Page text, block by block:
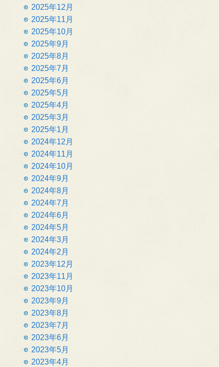
2025年12月
2025年11月
2025年10月
2025年9月
2025年8月
2025年7月
2025年6月
2025年5月
2025年4月
2025年3月
2025年1月
2024年12月
2024年11月
2024年10月
2024年9月
2024年8月
2024年7月
2024年6月
2024年5月
2024年3月
2024年2月
2023年12月
2023年11月
2023年10月
2023年9月
2023年8月
2023年7月
2023年6月
2023年5月
2023年4月